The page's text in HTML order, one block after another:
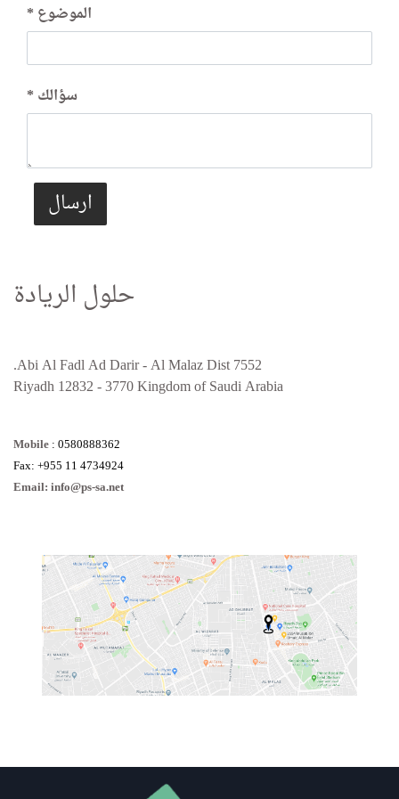
الموضوع
سؤالك
ارسال
حلول الريادة
7552 Abi Al Fadl Ad Darir - Al Malaz Dist.
Riyadh 12832 - 3770 Kingdom of Saudi Arabia
Mobile:0580888362
Fax: +955 11 4734924
Email: info@ps-sa.net